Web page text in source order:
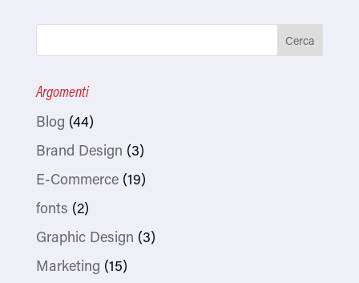
Argomenti
Blog (44)
Brand Design (3)
E-Commerce(19)
fonts (2)
Graphic Design (3)
Marketing (15)